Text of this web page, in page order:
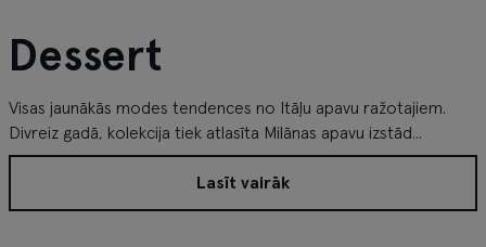
Dessert
Visas jaunākās modes tendences no Itāļu apavu ražotajiem.
Divreiz gadā, kolekcija tiek atlasīta Milānas apavu izstād...
Lasīt vairāk